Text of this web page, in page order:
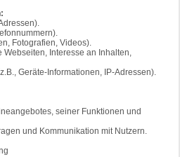
Fotografien, Videos).
Webseiten, Interesse an Inhalten,
Geräte-Informationen, IP-Adressen).
seiner Funktionen und
und Kommunikation mit Nutzern.